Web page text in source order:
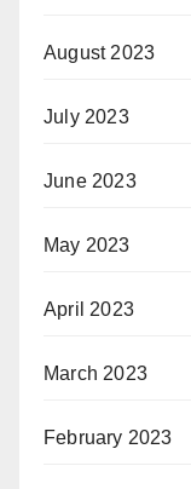
August 2023
July 2023
June 2023
May 2023
April 2023
March 2023
February 2023